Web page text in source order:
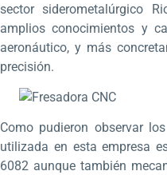
sector siderometalúrgico
amplios conocimientos y
aeronáutico, y más
precisión.
Como pudieron observar
utilizada en esta empresa
6082 aunque también